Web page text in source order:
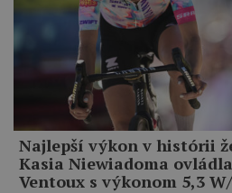
Najlepší výkon v histórii
Kasia Niewiadoma
Ventoux s výkonom 5,3